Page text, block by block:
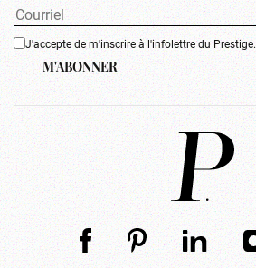
J'accepte de m'inscrire à l'infolettre du Prestige.
M'ABONNER